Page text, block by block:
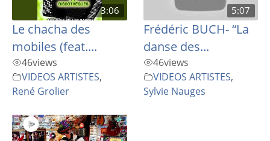
3:06
Le chacha des
mobiles (feat....
46views
VIDEOS ARTISTES,
René Grolier
5:07
Frédéric BUCH- “La
danse des...
46views
VIDEOS ARTISTES,
Sylvie Nauges